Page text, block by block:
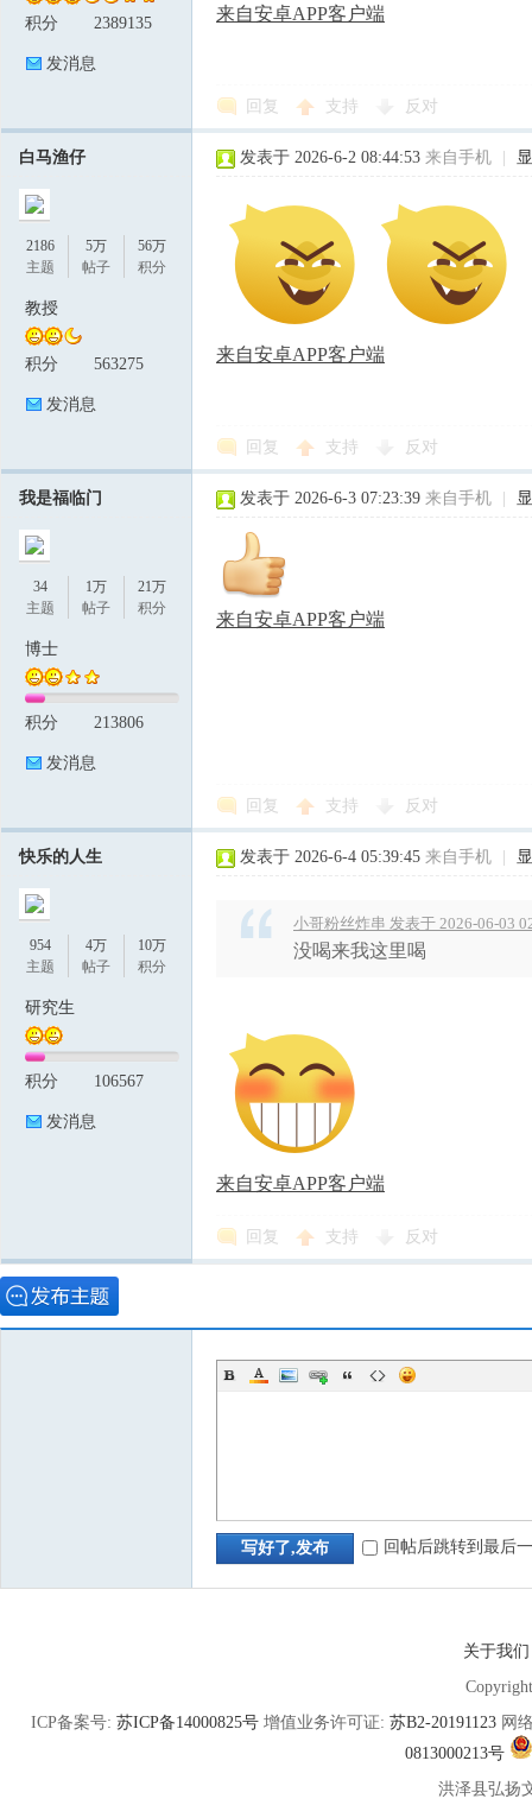
积分 2389135
发消息
来自安卓APP客户端
回复 支持 反对
白马渔仔
2186
主题
5万
帖子
56万
积分
教授
积分 563275
发消息
发表于 2026-6-2 08:44:53 来自手机
来自安卓APP客户端
回复 支持 反对
我是福临门
34
主题
1万
帖子
21万
积分
博士
积分 213806
发消息
发表于 2026-6-3 07:23:39 来自手机
来自安卓APP客户端
回复 支持 反对
快乐的人生
954
主题
4万
帖子
10万
积分
研究生
积分 106567
发消息
发表于 2026-6-4 05:39:45 来自手机
小哥粉丝炸串 发表于 2026-06-03
没喝来我这里喝
来自安卓APP客户端
回复 支持 反对
写好了,发布 回帖后跳转到最后
关于我们
ICP备案号: 苏ICP备14000825号 增值业务许可证: 苏B2-20191123 网
0813000213号
洪泽县弘扬